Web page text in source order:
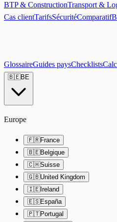
BTP & ConstructionTransport &
Cas clientTarifsSécuritéComparatif
GlossaireGuides paysChecklists
🇧🇪BE
Europe
🇫🇷France
🇧🇪Belgique
🇨🇭Suisse
🇬🇧United Kingdom
🇮🇪Ireland
🇪🇸España
🇵🇹Portugal